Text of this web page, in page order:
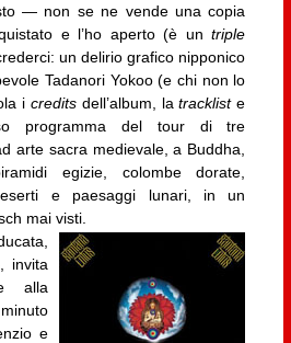
— non se ne vende una copia
e l’ho aperto (è untriple
un delirio grafico nipponico
Tadanori Yokoo (e chi non lo
i credits dell’album, latrackliste
programma del tour di tre
arte sacra medievale, a Buddha,
egizie, colombe dorate,
e paesaggi lunari, in un
mai visti.
invita
alla
e